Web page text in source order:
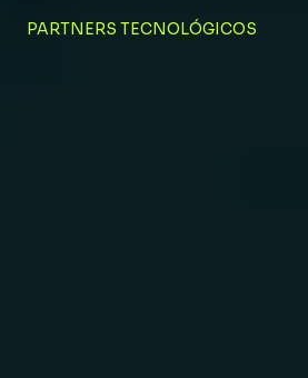
PARTNERS TECNOLÓGICOS